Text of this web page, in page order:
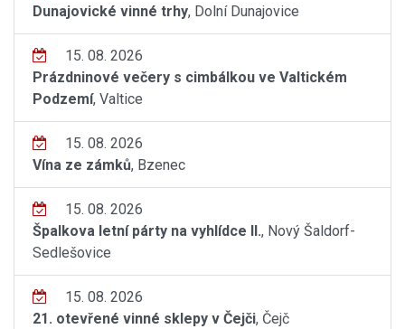
Dunajovické vinné trhy, Dolní Dunajovice
15. 08. 2026
Prázdninové večery s cimbálkou ve Valtickém
Podzemí, Valtice
15. 08. 2026
Vína ze zámků, Bzenec
15. 08. 2026
Špalkova letní párty na vyhlídce II., Nový Šaldorf-
Sedlešovice
15. 08. 2026
21. otevřené vinné sklepy v Čejči, Čejč